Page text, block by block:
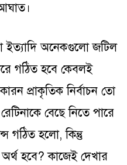
ইত্যাদি অনেকগুলো জটিল
গঠিত হবে কেবলই
প্রাকৃতিক নির্বাচন তো
বেছে নিতে পারে
গঠিত হলো, কিন্তু
হবে? কাজেই দেখার